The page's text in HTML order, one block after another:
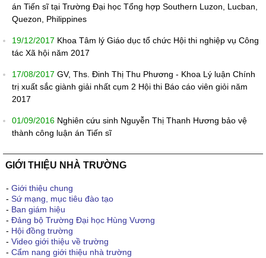
án Tiến sĩ tại Trường Đại học Tổng hợp Southern Luzon, Lucban,
Quezon, Philippines
19/12/2017 Khoa Tâm lý Giáo dục tổ chức Hội thi nghiệp vụ Công
tác Xã hội năm 2017
17/08/2017 GV, Ths. Đinh Thị Thu Phương - Khoa Lý luận Chính
trị xuất sắc giành giải nhất cụm 2 Hội thi Báo cáo viên giỏi năm
2017
01/09/2016 Nghiên cứu sinh Nguyễn Thị Thanh Hương bảo vệ
thành công luận án Tiến sĩ
GIỚI THIỆU NHÀ TRƯỜNG
- Giới thiệu chung
- Sứ mạng, mục tiêu đào tạo
- Ban giám hiệu
- Đảng bộ Trường Đại học Hùng Vương
- Hội đồng trường
- Video giới thiệu về trường
- Cẩm nang giới thiệu nhà trường